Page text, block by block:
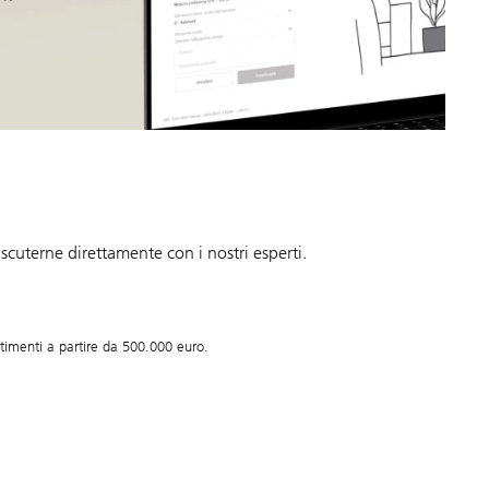
direttamente con i nostri esperti.
a partire da 500.000 euro.